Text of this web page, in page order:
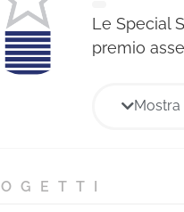
Le Special
premio
di
punteggio
Mostra